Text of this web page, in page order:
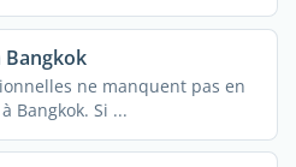
Bangkok
ne manquent pas en
Bangkok. Si ...